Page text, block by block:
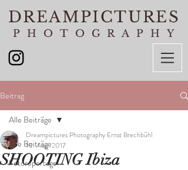
DREAMPICTURES
PHOTOGRAPHY
Beitrag
Alle Beiträge
Fotoreportage
Alle Beiträge
SHOOTING Ibiza
Dreampictures Photography Ernst Brechbühl
10. Aug. 2017